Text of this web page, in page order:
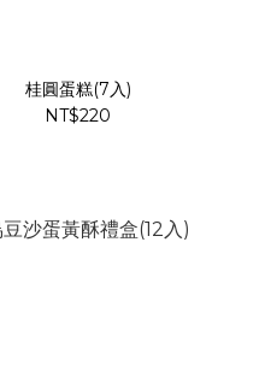
桂圓蛋糕(7入)
NT$220